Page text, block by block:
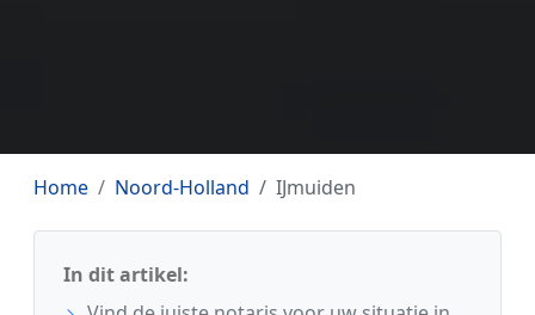
Home Noord-Holland IJmuiden
In dit artikel: